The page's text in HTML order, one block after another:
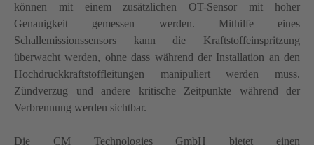
können mit einem zusätzlichen OT-Sensor mit hoher
Genauigkeit gemessen werden. Mithilfe eines
Schallemissionssensors kann die Kraftstoffeinspritzung
überwacht werden, ohne dass während der Installation an den
Hochdruckkraftstoffleitungen manipuliert werden muss.
Zündverzug und andere kritische Zeitpunkte während der
Verbrennung werden sichtbar.
Die CM Technologies GmbH bietet einen